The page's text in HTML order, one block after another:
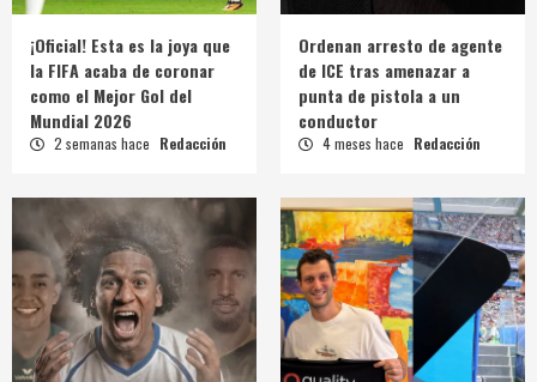
¡Oficial! Esta es la joya que
la FIFA acaba de coronar
como el Mejor Gol del
Mundial 2026
2 semanas hace Redacción
Ordenan arresto de agente
de ICE tras amenazar a
punta de pistola a un
conductor
4 meses hace Redacción